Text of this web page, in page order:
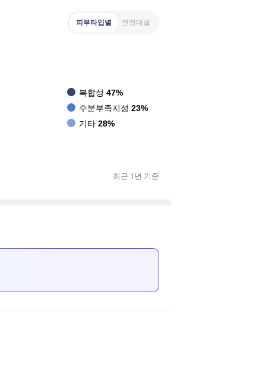
피부타입별 연령대별
복합성 47%
수분부족지성 23%
기타 28%
최근 1년 기준